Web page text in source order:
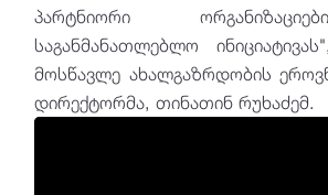
პარტნიორი
საგანმანათლებლო
მოსწავლე ახალგაზრდობის
დირექტორმა, თინათინ რუხაძემ.